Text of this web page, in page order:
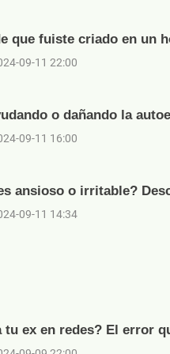
que fuiste criado en un
09-11 22:00
o dañando la
09-11 16:00
ansioso o irritable?
09-11 14:34
tu ex en redes? El error